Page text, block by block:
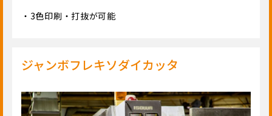
・3色印刷・打抜が可能
ジャンボフレキソダイカッタ